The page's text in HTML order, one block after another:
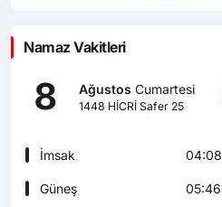
Namaz Vakitleri
8 Ağustos Cumartesi
1448 HİCRİ Safer 25
İmsak 04:08
Güneş 05:46